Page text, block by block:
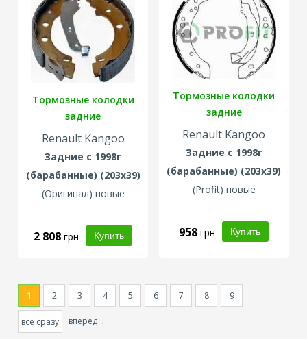
Тормозные колодки
задние
Renault Kangoo
Задние с 1998г
(барабанные) (203х39)
(Оригинал) новые
2 808грн
Тормозные колодки
задние
Renault Kangoo
Задние с 1998г
(барабанные) (203х39)
(Profit) новые
958грн
1 2 3 4 5 6 7 8 9
все сразу вперед→